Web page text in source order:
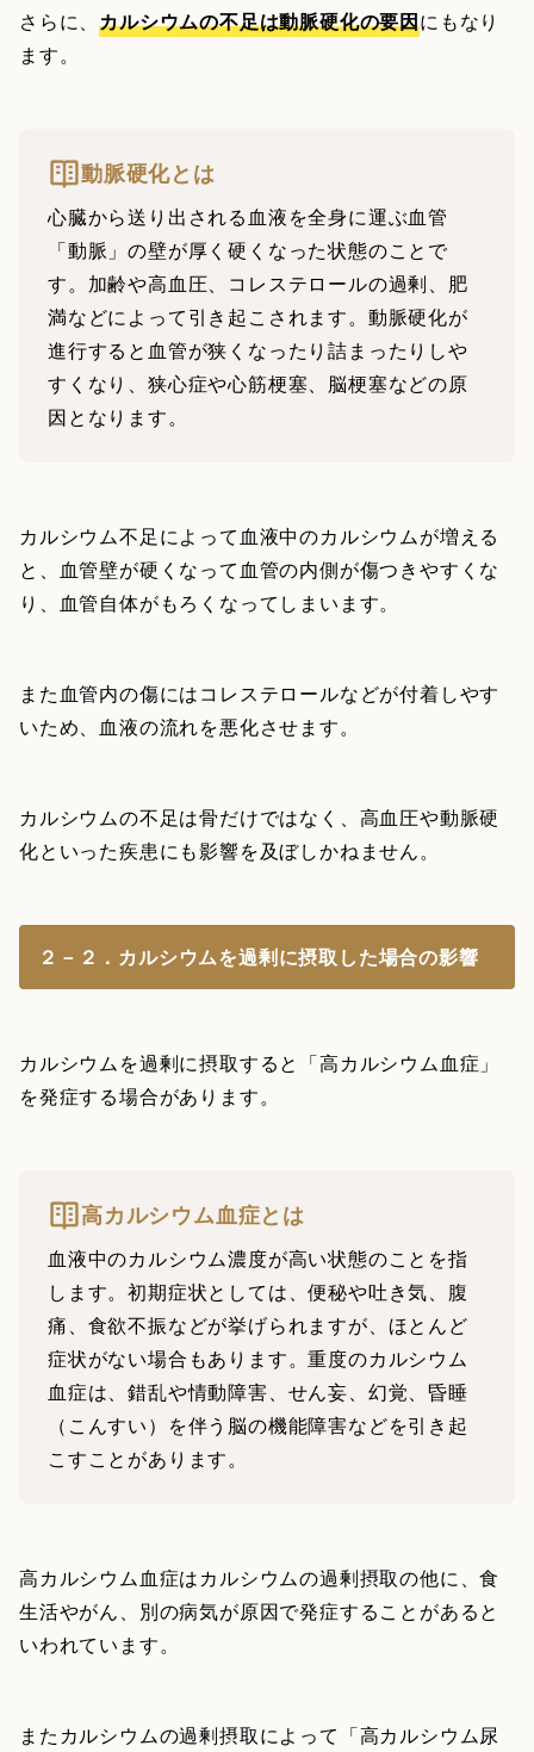
さらに、カルシウムの不足は動脈硬化の要因にもなり
ます。
動脈硬化とは
心臓から送り出される血液を全身に運ぶ血管
「動脈」の壁が厚く硬くなった状態のことで
す。加齢や高血圧、コレステロールの過剰、肥
満などによって引き起こされます。動脈硬化が
進行すると血管が狭くなったり詰まったりしや
すくなり、狭心症や心筋梗塞、脳梗塞などの原
因となります。
カルシウム不足によって血液中のカルシウムが増える
と、血管壁が硬くなって血管の内側が傷つきやすくな
り、血管自体がもろくなってしまいます。
また血管内の傷にはコレステロールなどが付着しやす
いため、血液の流れを悪化させます。
カルシウムの不足は骨だけではなく、高血圧や動脈硬
化といった疾患にも影響を及ぼしかねません。
２－２．カルシウムを過剰に摂取した場合の影響
カルシウムを過剰に摂取すると「高カルシウム血症」
を発症する場合があります。
高カルシウム血症とは
血液中のカルシウム濃度が高い状態のことを指
します。初期症状としては、便秘や吐き気、腹
痛、食欲不振などが挙げられますが、ほとんど
症状がない場合もあります。重度のカルシウム
血症は、錯乱や情動障害、せん妄、幻覚、昏睡
（こんすい）を伴う脳の機能障害などを引き起
こすことがあります。
高カルシウム血症はカルシウムの過剰摂取の他に、食
生活やがん、別の病気が原因で発症することがあると
いわれています。
またカルシウムの過剰摂取によって「高カルシウム尿